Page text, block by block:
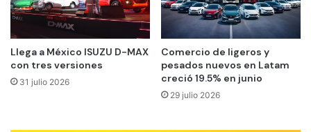
Llega a México ISUZU D-MAX
con tres versiones
31 julio 2026
Comercio de ligeros y
pesados nuevos en Latam
creció 19.5% en junio
29 julio 2026